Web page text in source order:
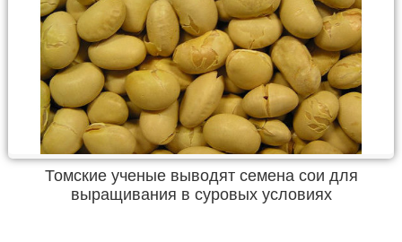
Томские ученые выводят семена сои для
выращивания в суровых условиях